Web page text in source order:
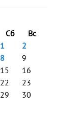
Сб
Вс
1
2
8
9
15
16
22
23
29
30